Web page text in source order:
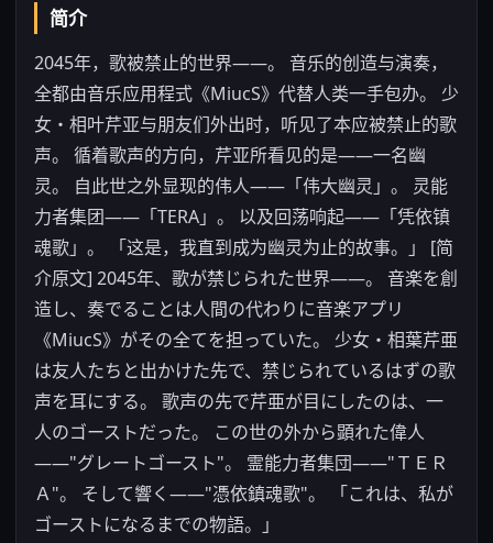
简介
2045年，歌被禁止的世界――。 音乐的创造与演奏，
全都由音乐应用程式《MiucS》代替人类一手包办。 少
女・相叶芹亚与朋友们外出时，听见了本应被禁止的歌
声。 循着歌声的方向，芹亚所看见的是——一名幽
灵。 自此世之外显现的伟人――「伟大幽灵」。 灵能
力者集团――「TERA」。 以及回荡响起――「凭依镇
魂歌」。 「这是，我直到成为幽灵为止的故事。」 [简
介原文] 2045年、歌が禁じられた世界――。 音楽を創
造し、奏でることは人間の代わりに音楽アプリ
《MiucS》がその全てを担っていた。 少女・相葉芹亜
は友人たちと出かけた先で、禁じられているはずの歌
声を耳にする。 歌声の先で芹亜が目にしたのは、一
人のゴーストだった。 この世の外から顕れた偉人
――"グレートゴースト"。 霊能力者集団――"ＴＥＲ
Ａ"。 そして響く――"憑依鎮魂歌"。 「これは、私が
ゴーストになるまでの物語。」